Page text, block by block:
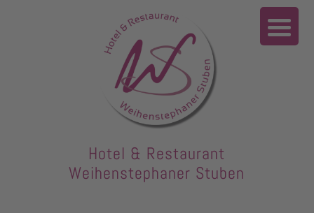
Hotel & Restaurant
Weihenstephaner Stuben